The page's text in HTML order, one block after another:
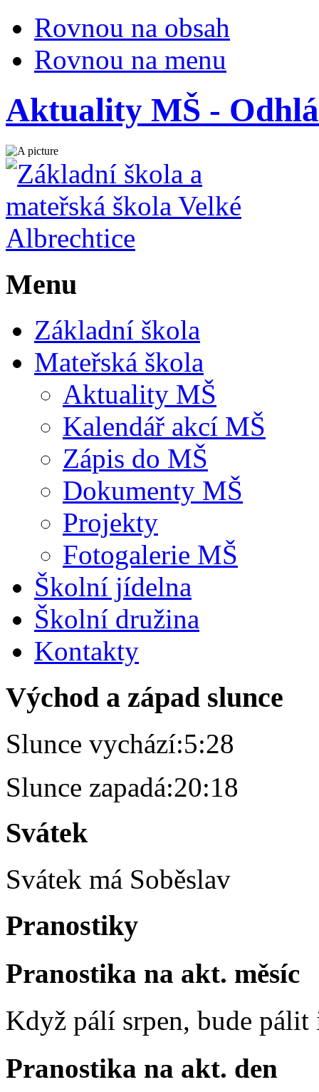
Rovnou na obsah
Rovnou na menu
Aktuality MŠ -
Menu
Základní škola
Mateřská škola
Aktuality MŠ
Kalendář akcí MŠ
Zápis do MŠ
Dokumenty MŠ
Projekty
Fotogalerie MŠ
Školní jídelna
Školní družina
Kontakty
Východ a západ slunce
Slunce vychází:5:28
Slunce zapadá:20:18
Svátek
Svátek má Soběslav
Pranostiky
Pranostika na akt. měsíc
Když pálí srpen, bude
Pranostika na akt. den